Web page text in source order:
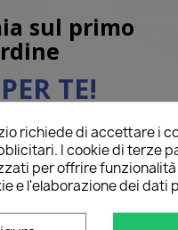
LED
richiede di accettare i
I cookie di terze
per offrire
e l'elaborazione dei dati
sul primo
TE!
qui sotto per ricevere il
sul tuo primo ordine!